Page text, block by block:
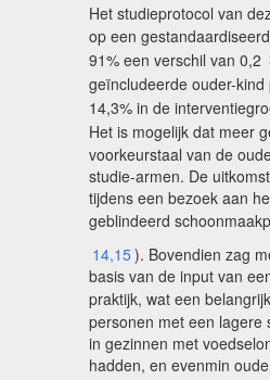
Het studieprotocol van
op een
91% een verschil van 0,2
geïncludeerde ouder-
14,3% in de
Het is mogelijk dat meer
voorkeurstaal van de
studie-armen. De
tijdens een bezoek aan
geblindeerd
14,15). Bovendien zag
basis van de input van
praktijk, wat een
personen met een lagere
in gezinnen met
hadden, en evenmin